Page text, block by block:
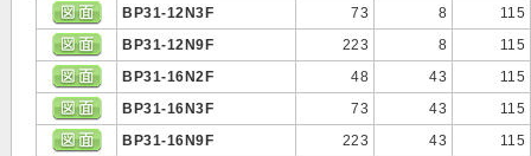
BP31-12N3F
73 8
115
BP31-12N9F
223 8
115
BP31-16N2F
48 43
115
BP31-16N3F
73 43
115
BP31-16N9F
223 43
115